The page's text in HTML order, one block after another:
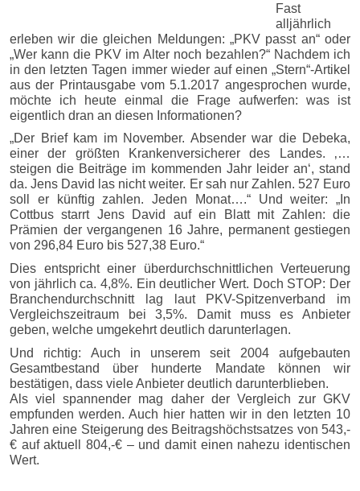
Fast
alljährlich
erleben wir die gleichen Meldungen: „PKV passt an“ oder
„Wer kann die PKV im Alter noch bezahlen?“ Nachdem ich
in den letzten Tagen immer wieder auf einen „Stern“-Artikel
aus der Printausgabe vom 5.1.2017 angesprochen wurde,
möchte ich heute einmal die Frage aufwerfen: was ist
eigentlich dran an diesen Informationen?
„Der Brief kam im November. Absender war die Debeka,
einer der größten Krankenversicherer des Landes. ‚…
steigen die Beiträge im kommenden Jahr leider an‘, stand
da. Jens David las nicht weiter. Er sah nur Zahlen. 527 Euro
soll er künftig zahlen. Jeden Monat….“ Und weiter: „In
Cottbus starrt Jens David auf ein Blatt mit Zahlen: die
Prämien der vergangenen 16 Jahre, permanent gestiegen
von 296,84 Euro bis 527,38 Euro.“
Dies entspricht einer überdurchschnittlichen Verteuerung
von jährlich ca. 4,8%. Ein deutlicher Wert. Doch STOP: Der
Branchendurchschnitt lag laut PKV-Spitzenverband im
Vergleichszeitraum bei 3,5%. Damit muss es Anbieter
geben, welche umgekehrt deutlich darunterlagen.
Und richtig: Auch in unserem seit 2004 aufgebauten
Gesamtbestand über hunderte Mandate können wir
bestätigen, dass viele Anbieter deutlich darunterblieben.
Als viel spannender mag daher der Vergleich zur GKV
empfunden werden. Auch hier hatten wir in den letzten 10
Jahren eine Steigerung des Beitragshöchstsatzes von 543,-
€ auf aktuell 804,-€ – und damit einen nahezu identischen
Wert.